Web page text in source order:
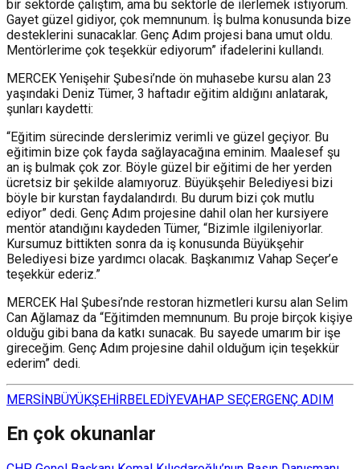
bir sektörde çalıştım, ama bu sektörle de ilerlemek istiyorum.
Gayet güzel gidiyor, çok memnunum. İş bulma konusunda bize
desteklerini sunacaklar. Genç Adım projesi bana umut oldu.
Mentörlerime çok teşekkür ediyorum” ifadelerini kullandı.
MERCEK Yenişehir Şubesi’nde ön muhasebe kursu alan 23
yaşındaki Deniz Tümer, 3 haftadır eğitim aldığını anlatarak,
şunları kaydetti:
“Eğitim sürecinde derslerimiz verimli ve güzel geçiyor. Bu
eğitimin bize çok fayda sağlayacağına eminim. Maalesef şu
an iş bulmak çok zor. Böyle güzel bir eğitimi de her yerden
ücretsiz bir şekilde alamıyoruz. Büyükşehir Belediyesi bizi
böyle bir kurstan faydalandırdı. Bu durum bizi çok mutlu
ediyor” dedi. Genç Adım projesine dahil olan her kursiyere
mentör atandığını kaydeden Tümer, “Bizimle ilgileniyorlar.
Kursumuz bittikten sonra da iş konusunda Büyükşehir
Belediyesi bize yardımcı olacak. Başkanımız Vahap Seçer’e
teşekkür ederiz.”
MERCEK Hal Şubesi’nde restoran hizmetleri kursu alan Selim
Can Ağlamaz da “Eğitimden memnunum. Bu proje birçok kişiye
olduğu gibi bana da katkı sunacak. Bu sayede umarım bir işe
gireceğim. Genç Adım projesine dahil olduğum için teşekkür
ederim” dedi.
MERSİNBÜYÜKŞEHİRBELEDİYEVAHAP SEÇERGENÇ ADIM
En çok okunanlar